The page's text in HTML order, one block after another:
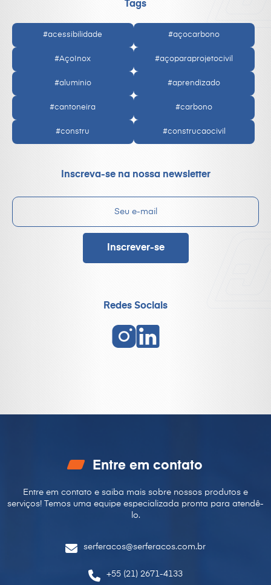
Tags
#acessibilidade #açocarbono
#AçoInox #açoparaprojetocivil
#aluminio #aprendizado
#cantoneira #carbono
#constru #construcaocivil
Inscreva-se na nossa newsletter
Redes Sociais
Entre em contato
Entre em contato e saiba mais sobre nossos produtos e
serviços! Temos uma equipe especializada pronta para atendê-
lo.
serferacos@serferacos.com.br
+55 (21) 2671-4133